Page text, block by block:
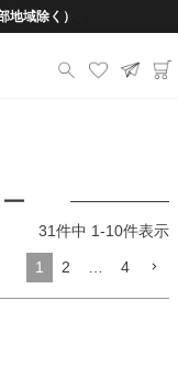
地域除く）
31件中 1-10件表示
1 2 4